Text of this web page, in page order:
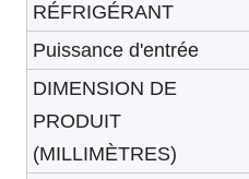
RÉFRIGÉRANT
Puissance d'entrée
DIMENSION DE
PRODUIT
(MILLIMÈTRES)